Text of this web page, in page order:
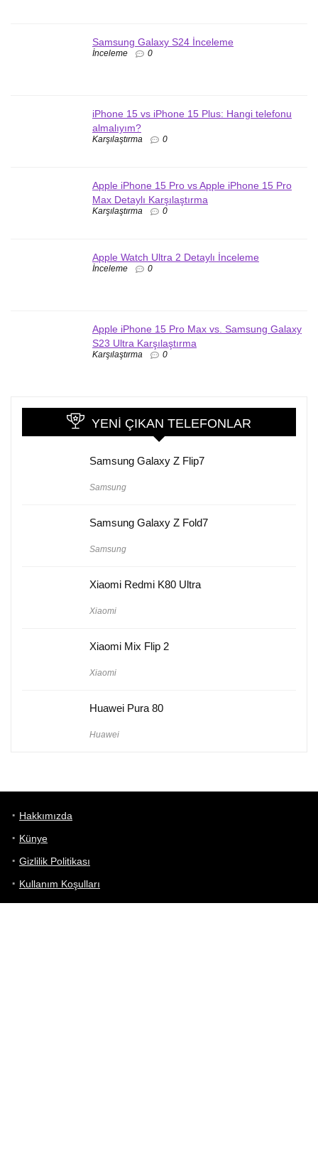
Samsung Galaxy S24 İnceleme
İnceleme 0
iPhone 15 vs iPhone 15 Plus: Hangi telefonu
almalıyım?
Karşılaştırma 0
Apple iPhone 15 Pro vs Apple iPhone 15 Pro
Max Detaylı Karşılaştırma
Karşılaştırma 0
Apple Watch Ultra 2 Detaylı İnceleme
İnceleme 0
Apple iPhone 15 Pro Max vs. Samsung Galaxy
S23 Ultra Karşılaştırma
Karşılaştırma 0
YENI ÇIKAN TELEFONLAR
Samsung Galaxy Z Flip7
Samsung
Samsung Galaxy Z Fold7
Samsung
Xiaomi Redmi K80 Ultra
Xiaomi
Xiaomi Mix Flip 2
Xiaomi
Huawei Pura 80
Huawei
Hakkımızda
Künye
Gizlilik Politikası
Kullanım Koşulları
iletişim